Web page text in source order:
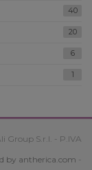
40
20
6
1
Group S.r.l. - P.IVA
by antherica.com -